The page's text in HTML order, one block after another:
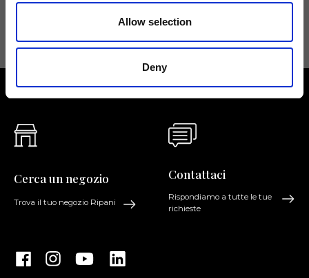
Allow selection
Deny
Acconsento a ricevere novità e promo da Ripani. Per maggiori
informazioni consulta laPrivacy Policy
Cerca un negozio
Trova il tuo negozio Ripani
Contattaci
Rispondiamo a tutte le tue
richieste